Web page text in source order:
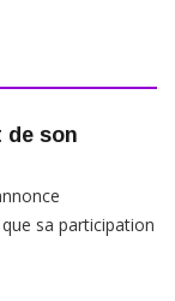
de son
sa participation